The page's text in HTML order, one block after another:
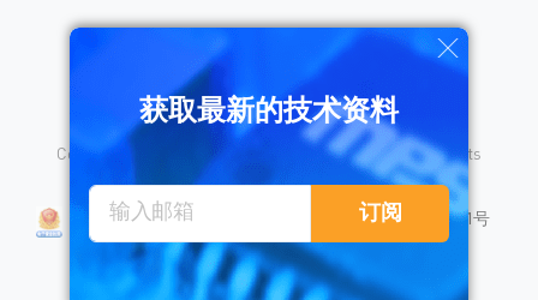
需要帮助？
Copyright © 2026 Monolithic Power Systems, Inc. All rights
沪公网安备 31010402008155号
沪ICP备18023031号
隐私保护
销售条款 法律声明
获取最新的技术资料
订阅